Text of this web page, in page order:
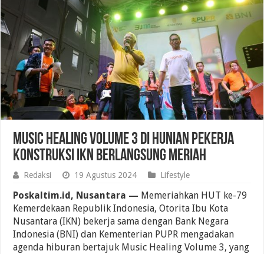
Music Healing Volume 3 di Hunian Pekerja
Konstruksi IKN Berlangsung Meriah
Redaksi 19 Agustus 2024 Lifestyle
Poskaltim.id, Nusantara — Memeriahkan HUT ke-79
Kemerdekaan Republik Indonesia, Otorita Ibu Kota
Nusantara (IKN) bekerja sama dengan Bank Negara
Indonesia (BNI) dan Kementerian PUPR mengadakan
agenda hiburan bertajuk Music Healing Volume 3, yang